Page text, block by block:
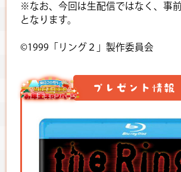
※なお、今回は生配信ではなく、事
となります。
©1999「リング２」製作委員会
プレゼント情報